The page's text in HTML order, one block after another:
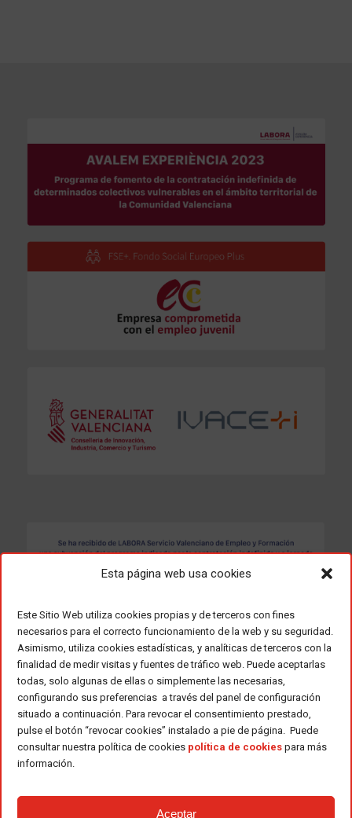
Esta página web usa cookies
Este Sitio Web utiliza cookies propias y de terceros con fines
necesarios para el correcto funcionamiento de la web y su seguridad.
Asimismo, utiliza cookies estadísticas, y analíticas de terceros con la
finalidad de medir visitas y fuentes de tráfico web. Puede aceptarlas
todas, solo algunas de ellas o simplemente las necesarias,
configurando sus preferencias a través del panel de configuración
situado a continuación. Para revocar el consentimiento prestado,
pulse el botón “revocar cookies” instalado a pie de página. Puede
consultar nuestra política de cookies política de cookies para más
información.
Aceptar